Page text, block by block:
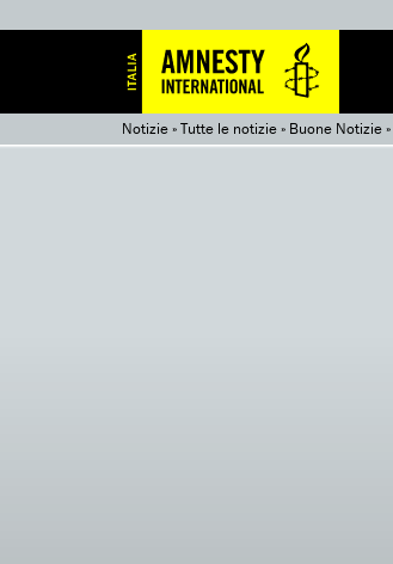
Notizie»Tutte le notizie» Buone Notizie»